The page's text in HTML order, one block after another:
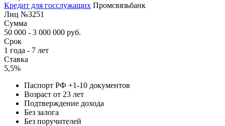
Кредит для госслужащих Промсвязьбанк
Лиц №3251
Сумма
50 000 - 3 000 000 руб.
Срок
1 года - 7 лет
Ставка
5,5%
Паспорт РФ +1-10 документов
Возраст от 23 лет
Подтверждение дохода
Без залога
Без поручителей